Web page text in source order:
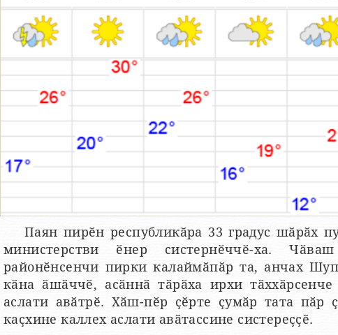
Паян пирӗн республикӑра 33 градус шӑрӑх
министерстви ӗнер систернӗччӗ-ха.
районӗнсенчи пирки калаймӑпӑр та, анчах
кӑна ӑшӑччӗ, асӑннӑ тӑрӑха ирхи
аслати авӑтрӗ. Хӑш-пӗр ҫӗрте ҫумӑр тата пӑр
каҫхине каллех аслати авӑтассине систереҫҫӗ.